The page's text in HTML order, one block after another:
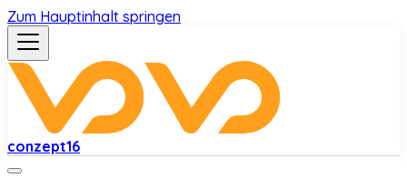
Zum Hauptinhalt springen
conzept16